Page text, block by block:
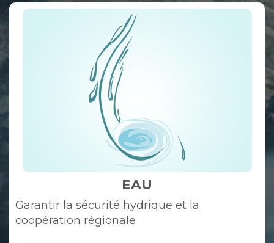
EAU
Garantir la sécurité hydrique et la
coopération régionale